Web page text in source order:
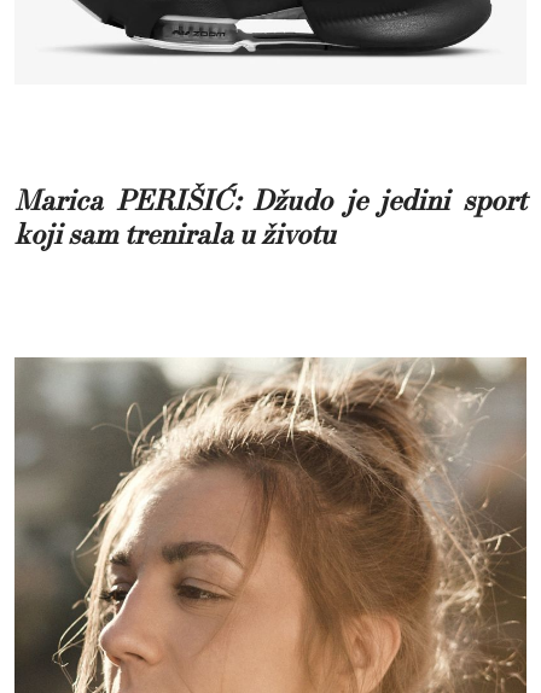
Marica PERIŠIĆ: Džudo je jedini sport
koji sam trenirala u životu